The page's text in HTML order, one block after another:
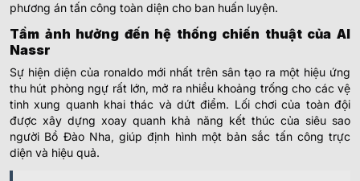
phương án tấn công toàn diện cho ban huấn luyện.
Tầm ảnh hưởng đến hệ thống chiến thuật của Al
Nassr
Sự hiện diện của ronaldo mới nhất trên sân tạo ra một hiệu ứng
thu hút phòng ngự rất lớn, mở ra nhiều khoảng trống cho các vệ
tinh xung quanh khai thác và dứt điểm. Lối chơi của toàn đội
được xây dựng xoay quanh khả năng kết thúc của siêu sao
người Bồ Đào Nha, giúp định hình một bản sắc tấn công trực
diện và hiệu quả.